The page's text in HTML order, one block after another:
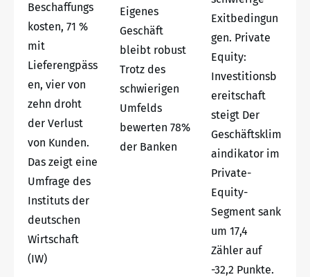
Beschaffungs
kosten, 71 %
mit
Lieferengpäss
en, vier von
zehn droht
der Verlust
von Kunden.
Das zeigt eine
Umfrage des
Instituts der
deutschen
Wirtschaft
(IW)
Eigenes
Geschäft
bleibt robust
Trotz des
schwierigen
Umfelds
bewerten 78%
der Banken
Exitbedingun
gen. Private
Equity:
Investitionsb
ereitschaft
steigt Der
Geschäftsklim
aindikator im
Private-
Equity-
Segment sank
um 17,4
Zähler auf
-32,2 Punkte.